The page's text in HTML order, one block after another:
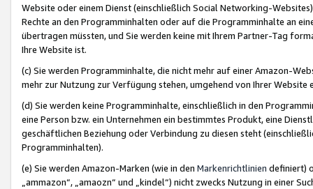
Website oder einem Dienst (einschließlich Social Networking-
Rechte an den Programminhalten oder auf die Programminhalte an
übertragen müssten, und Sie werden keine mit Ihrem Partner-Tag
Ihre Website ist.
(c) Sie werden Programminhalte, die nicht mehr auf einer Amazon-
mehr zur Nutzung zur Verfügung stehen, umgehend von Ihrer
(d) Sie werden keine Programminhalte, einschließlich in den
eine Person bzw. ein Unternehmen ein bestimmtes Produkt, eine
geschäftlichen Beziehung oder Verbindung zu diesen steht
Programminhalten).
(e) Sie werden Amazon-Marken (wie in den Markenrichtlinien definiert)
„ammazon“, „amaozn“ und „kindel“) nicht zwecks Nutzung in einer